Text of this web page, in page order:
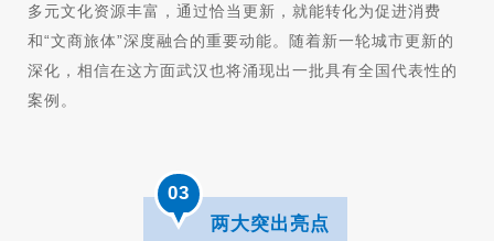
多元文化资源丰富，通过恰当更新，就能转化为促进消费
和“文商旅体”深度融合的重要动能。随着新一轮城市更新的
深化，相信在这方面武汉也将涌现出一批具有全国代表性的
案例。
03
两大突出亮点